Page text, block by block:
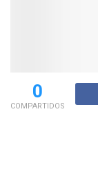
0
COMPARTIDOS